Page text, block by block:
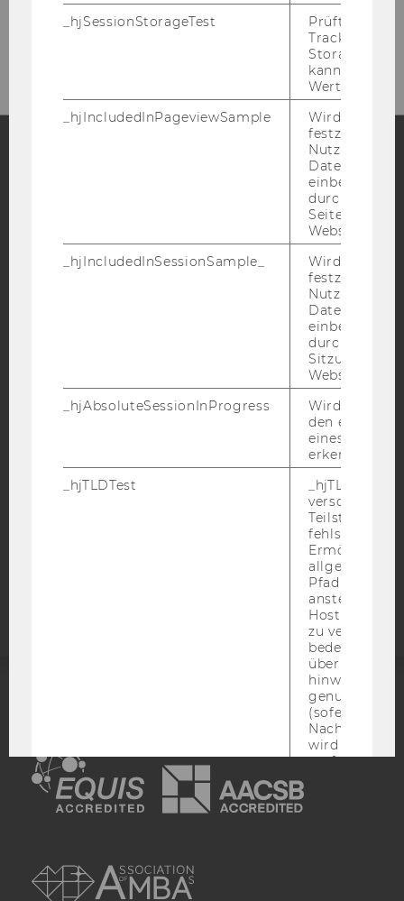
Blog
YouTube
BARRIEREFREIHEITSERKLÄRUNG WEBSEITE
DATENSCHUTZERKLÄRUNG
DATENSCHUTZERKLÄRUNG SOCIAL MEDIA
DATENSCHUTZERKLÄRUNG
STUDIENBEWERBER*INNEN UND STUDIERENDE
Barrierefreiheitserklärung
_hjSessionStorageTest
Prüft, ob der
Tracking
Storage
kann. Wenn
Wert von 1
_hjIncludedInPageviewSample
Wird gesetzt,
festzustellen,
Nutzer in die
einbezogen
durch das
Website
_hjIncludedInSessionSample_
Wird gesetzt,
festzustellen,
Nutzer in die
einbezogen
durch das
Sitzungslimit
Website
_hjAbsoluteSessionInProgress
Wird
den ersten
eines
erkennen.
_hjTLDTest
_hjTLDTest-
verschiedene
Teilstrings,
fehlschlägt.
Ermöglicht,
Pfad zu
anstelle des
Hostnamens
zu
bedeutet,
über
hinweg
genutzt
(sofern
Nach dieser
wird das
entfernt.